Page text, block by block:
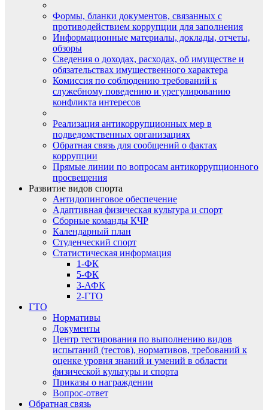
Формы, бланки документов, связанных с
противодействием коррупции для заполнения
Информационные материалы, доклады, отчеты,
обзоры
Сведения о доходах, расходах, об имуществе и
обязательствах имущественного характера
Комиссия по соблюдению требований к
служебному поведению и урегулированию
конфликта интересов
Реализация антикоррупционных мер в
подведомственных организациях
Обратная связь для сообщений о фактах
коррупции
Прямые линии по вопросам антикоррупционного
просвещения
Развитие видов спорта
Антидопинговое обеспечение
Адаптивная физическая культура и спорт
Сборные команды КЧР
Календарный план
Студенческий спорт
Статистическая информация
1-ФК
5-ФК
3-АФК
2-ГТО
ГТО
Нормативы
Документы
Центр тестирования по выполнению видов
испытаний (тестов), нормативов, требований к
оценке уровня знаний и умений в области
физической культуры и спорта
Приказы о награждении
Вопрос-ответ
Обратная связь